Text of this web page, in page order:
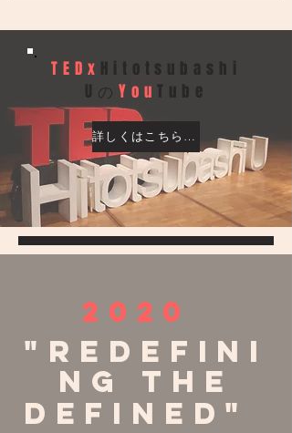
TEDx Hitotsubashi
UのYou Tube
詳しくはこちらから
2020
"Redefini
ng The
Defined"